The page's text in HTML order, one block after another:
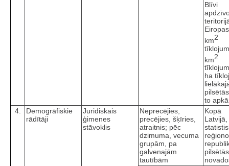
Blīvi
km2
km2
ha
to
4.
Demogrāfiskie
rādītāji
Juridiskais
ģimenes
stāvoklis
Neprecējies,
precējies, šķīries,
atraitnis; pēc
dzimuma, vecuma
grupām, pa
galvenajām
tautībām
Kopā
Latvijā,